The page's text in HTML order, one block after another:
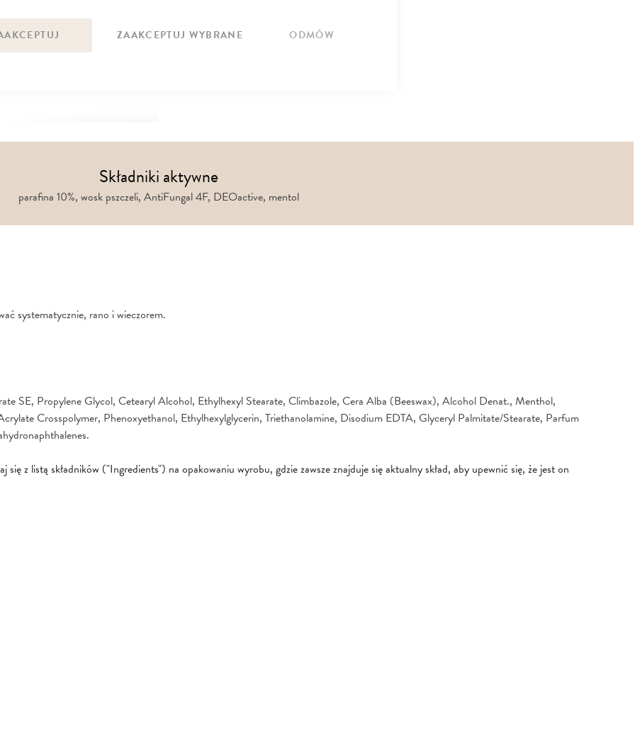
ZAAKCEPTUJ WYBRANE ODMÓW
Składniki aktywne
parafina 10%, wosk pszczeli, AntiFungal 4F, DEOactive, mentol
systematycznie, rano i wieczorem.
SE, Propylene Glycol, Cetearyl Alcohol, Ethylhexyl Stearate, Climbazole, Cera Alba (Beeswax), Alcohol Denat., Menthol,
Crosspolymer, Phenoxyethanol, Ethylhexylglycerin, Triethanolamine, Disodium EDTA, Glyceryl Palmitate/Stearate, Parfum
z listą składników ("Ingredients") na opakowaniu wyrobu, gdzie zawsze znajduje się aktualny skład, aby upewnić się, że jest on